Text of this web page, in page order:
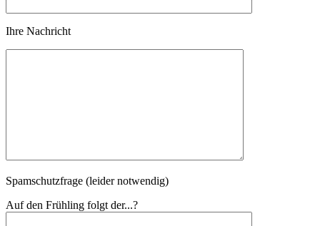
Ihre Nachricht
Spamschutzfrage (leider notwendig)
Auf den Frühling folgt der...?